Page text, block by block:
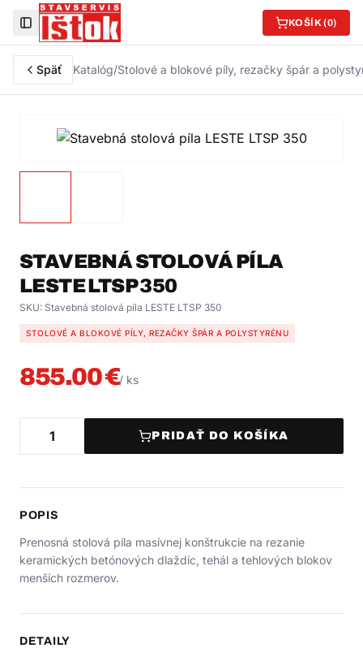
Toggle Sidebar KOŠÍK (0)
Späť Katalóg/Stolové a blokové píly, rezačky špár a
STAVEBNÁ STOLOVÁ PÍLA
LESTE LTSP 350
SKU: Stavebná stolová píla LESTE LTSP 350
STOLOVÉ A BLOKOVÉ PÍLY, REZAČKY ŠPÁR A POLYSTYRÉNU
855.00€/ ks
PRIDAŤ DO KOŠÍKA
POPIS
Prenosná stolová píla masívnej konštrukcie na rezanie
keramických betónových dlaždíc, tehál a tehlových blokov
menších rozmerov.
DETAILY